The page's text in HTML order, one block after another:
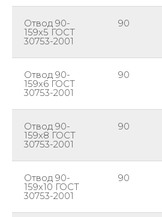
Отвод 90-
159х5 ГОСТ
30753-2001
90
Отвод 90-
159х6 ГОСТ
30753-2001
90
Отвод 90-
159х8 ГОСТ
30753-2001
90
Отвод 90-
159х10 ГОСТ
30753-2001
90